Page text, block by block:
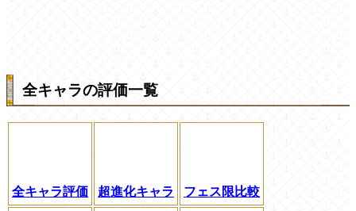
全キャラの評価一覧
全キャラ評価 超進化キャラ フェス限比較